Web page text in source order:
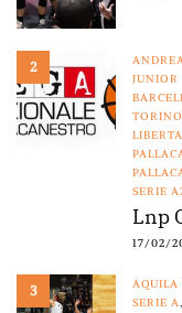
2
JUNIOR
TORINO
SERIE
Lnp
17/02/
3 AQUILA
SERIE A,